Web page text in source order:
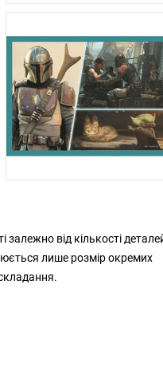
від кількості
лише розмір окремих